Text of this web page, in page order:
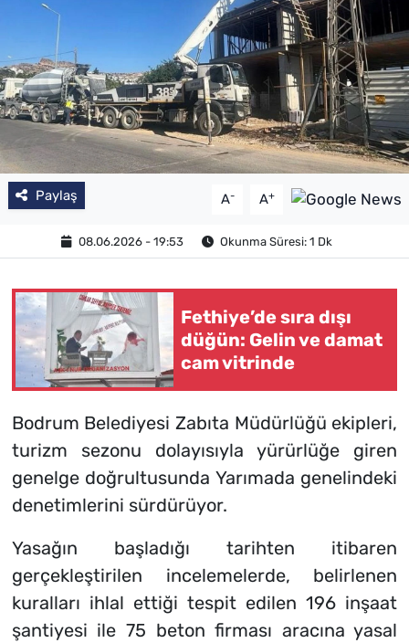
Paylaş A- A+
08.06.2026 - 19:53 Okunma Süresi: 1 Dk
Fethiye’de sıra dışı
düğün: Gelin ve damat
cam vitrinde
Bodrum Belediyesi Zabıta Müdürlüğü ekipleri,
turizm sezonu dolayısıyla yürürlüğe giren
genelge doğrultusunda Yarımada genelindeki
denetimlerini sürdürüyor.
Yasağın başladığı tarihten itibaren
gerçekleştirilen incelemelerde, belirlenen
kuralları ihlal ettiği tespit edilen 196 inşaat
şantiyesi ile 75 beton firması aracına yasal